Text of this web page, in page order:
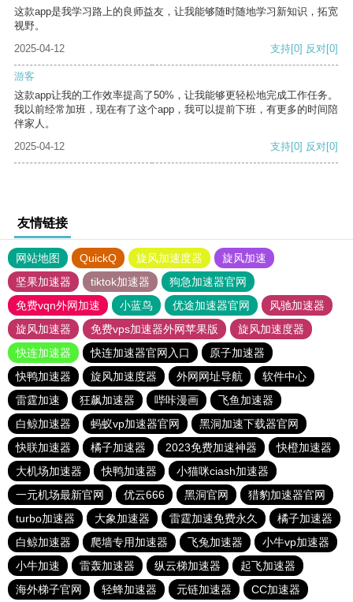
这款app是我学习路上的良师益友，让我能够随时随地学习新知识，拓宽
视野。
2025-04-12
支持[0] 反对[0]
游客
这款app让我的工作效率提高了50%，让我能够更轻松地完成工作任务。
我以前经常加班，现在有了这个app，我可以提前下班，有更多的时间陪
伴家人。
2025-04-12
支持[0] 反对[0]
友情链接
网站地图 QuickQ 旋风加速度器
旋风加速
坚果加速器
tiktok加速器
狗急加速器官网
免费vqn外网加速
小蓝鸟 优途加速器官网
风驰加速器
旋风加速器
免费vps加速器外网苹果版
旋风加速度器
快连加速器
快连加速器官网入口
原子加速器
快鸭加速器
旋风加速度器 外网网址导航
软件中心
雷霆加速
狂飙加速器 哔咔漫画
飞鱼加速器
白鲸加速器
蚂蚁vp加速器官网
黑洞加速下载器官网
快联加速器
橘子加速器 2023免费加速神器
快橙加速器
大机场加速器
快鸭加速器
小猫咪ciash加速器
一元机场最新官网
优云666 黑洞官网
猎豹加速器官网
turbo加速器
大象加速器 雷霆加速免费永久
橘子加速器
白鲸加速器
爬墙专用加速器 飞兔加速器
小牛vp加速器
小牛加速
雷轰加速器 纵云梯加速器
起飞加速器
海外梯子官网
轻蜂加速器 元链加速器 CC加速器